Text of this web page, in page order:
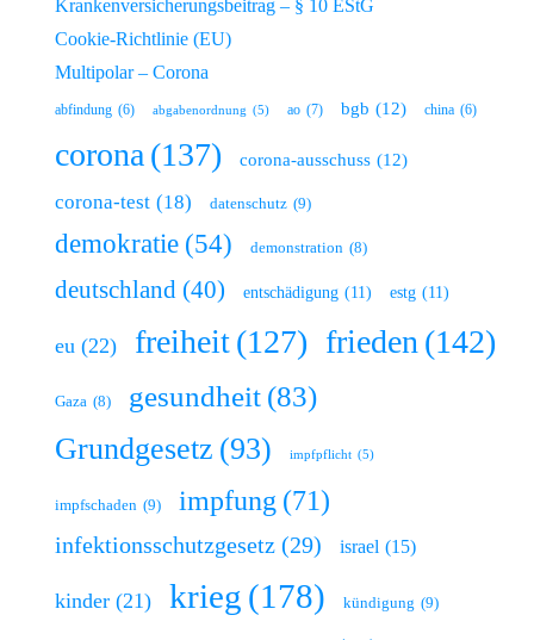
Krankenversicherungsbeitrag – § 10 EStG
Cookie-Richtlinie (EU)
Multipolar – Corona
abfindung (6) abgabenordnung (5) ao (7) bgb (12) china (6)
corona (137) corona-ausschuss (12)
corona-test (18) datenschutz (9)
demokratie (54) demonstration (8)
deutschland (40) entschädigung (11) estg (11)
eu (22) freiheit(127) frieden (142)
Gaza (8) gesundheit (83)
Grundgesetz (93) impfpflicht (5)
impfschaden (9) impfung (71)
infektionsschutzgesetz (29) israel (15)
kinder (21) krieg (178) kündigung (9)